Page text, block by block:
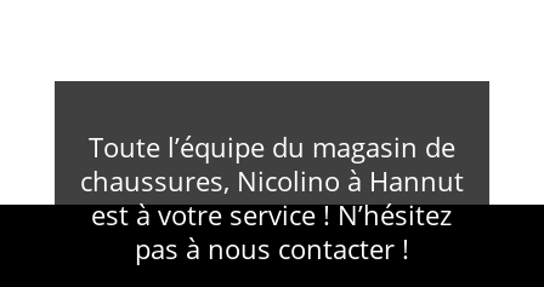
Toute l’équipe du magasin de
chaussures, Nicolino à Hannut
est à votre service ! N’hésitez
pas à nous contacter !